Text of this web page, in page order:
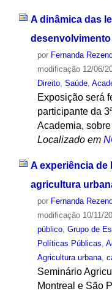
A dinâmica das
por Fernanda
modificação12/06/
Direito, Saúde,
Exposição será
participante da
Academia,
Localizado em
A experiência de
agricultura
por Fernanda
modificação10/11/
público, Grupo de
Políticas Públicas,
Agricultura urbana,
Seminário
Montreal e São